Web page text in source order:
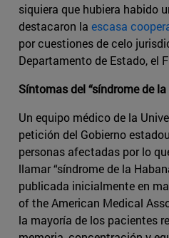
siquiera que hubiera habido
destacaron la escasa
por cuestiones de celo
Departamento de Estado, el
Síntomas del “síndrome de la
Un equipo médico de la
petición del Gobierno
personas afectadas por lo
llamar “síndrome de la
publicada inicialmente en
of the American Medical
la mayoría de los pacientes